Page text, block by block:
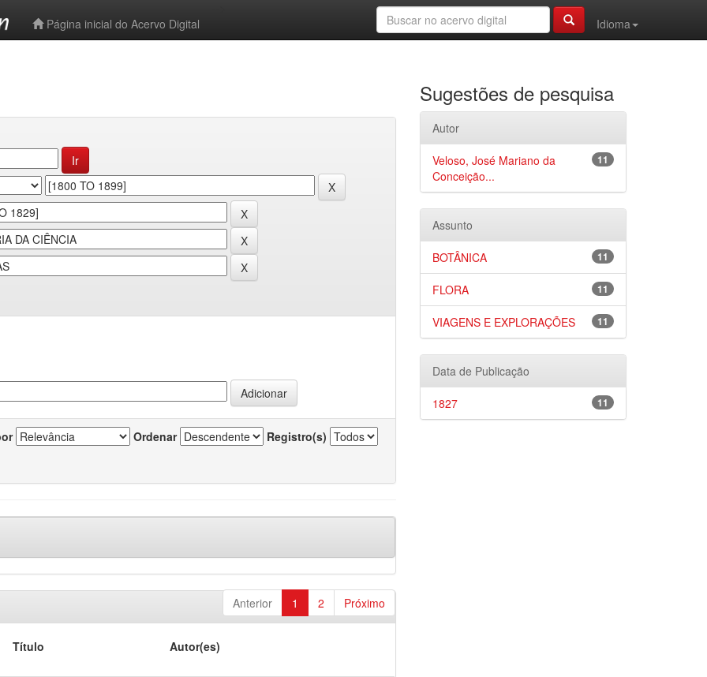
Página inicial do Acervo Digital
Idioma
Ordenar Registro(s)
Anterior 1 2 Próximo
Título Autor(es)
Sugestões de pesquisa
Autor
11
Veloso, José Mariano da
Conceição...
Assunto
11
BOTÂNICA
11
FLORA
11
VIAGENS E EXPLORAÇÕES
Data de Publicação
11
1827